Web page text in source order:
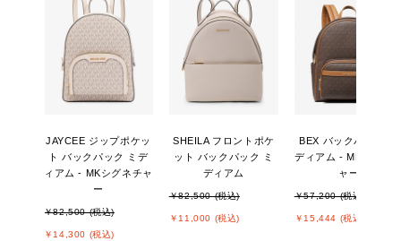
JAYCEE ジップポケッ
ト バックパック ミデ
ィアム - MKシグネチャ
ー
￥82,500 (税込)
￥14,300 (税込)
SHEILA フロントポケ
ット バックパック ミ
ディアム
￥82,500 (税込)
￥11,000 (税込)
BEX バックパック ミ
ディアム - MKシグネ
ャー
￥57,200 (税込)
￥15,444 (税込)